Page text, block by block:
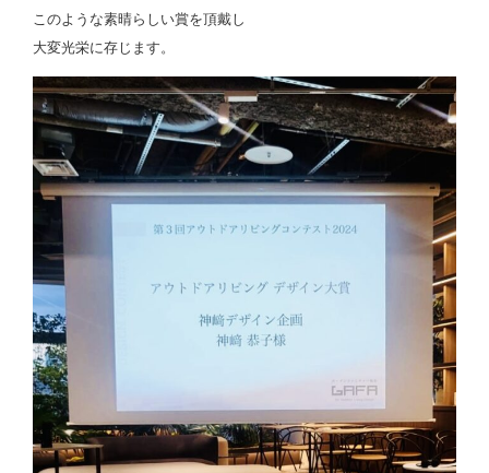
このような素晴らしい賞を頂戴し
大変光栄に存じます。